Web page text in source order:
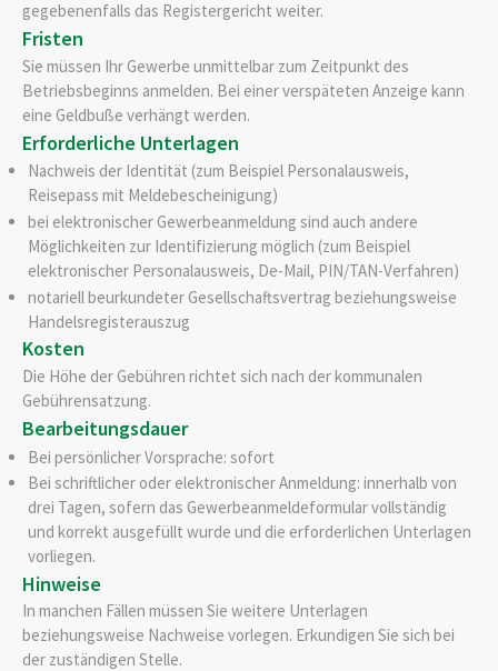
gegebenenfalls das Registergericht weiter.
Fristen
Sie müssen Ihr Gewerbe unmittelbar zum Zeitpunkt des
Betriebsbeginns anmelden. Bei einer verspäteten Anzeige kann
eine Geldbuße verhängt werden.
Erforderliche Unterlagen
Nachweis der Identität (zum Beispiel Personalausweis,
Reisepass mit Meldebescheinigung)
bei elektronischer Gewerbeanmeldung sind auch andere
Möglichkeiten zur Identifizierung möglich (zum Beispiel
elektronischer Personalausweis, De-Mail, PIN/TAN-Verfahren)
notariell beurkundeter Gesellschaftsvertrag beziehungsweise
Handelsregisterauszug
Kosten
Die Höhe der Gebühren richtet sich nach der kommunalen
Gebührensatzung.
Bearbeitungsdauer
Bei persönlicher Vorsprache: sofort
Bei schriftlicher oder elektronischer Anmeldung: innerhalb von
drei Tagen, sofern das Gewerbeanmeldeformular vollständig
und korrekt ausgefüllt wurde und die erforderlichen Unterlagen
vorliegen.
Hinweise
In manchen Fällen müssen Sie weitere Unterlagen
beziehungsweise Nachweise vorlegen. Erkundigen Sie sich bei
der zuständigen Stelle.